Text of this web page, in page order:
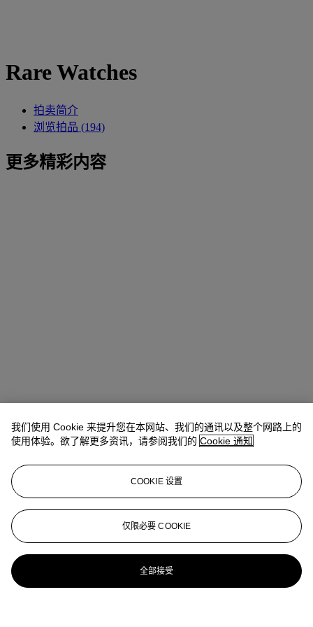
Rare Watches
拍卖简介
浏览拍品 (194)
更多精彩内容
我们使用 Cookie 来提升您在本网站、我们的通讯以及整个网路上的
使用体验。欲了解更多资讯，请参阅我们的 Cookie 通知
COOKIE 设置
仅限必要 COOKIE
全部接受